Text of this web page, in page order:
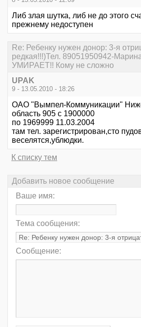
Либ злая шутка, либ не до этого
прежнему недоступен
Re: Ребенку нужен донор: 3-я
редкая!!!)Тел. 89051950942-
УМИРАЕТ!! Кому не сложно
UPAK
9 - 13.05.2010 - 18:26
ОАО "Вымпел-Коммуникации"
область 905 с 1900000
по 1969999 11.03.2004
там тел. зарегистрирован,сто
веселятся,ублюдки.
К списку тем
Добавить новое сообщение
Ваше имя:
Тема сообщения:
Сообщение: